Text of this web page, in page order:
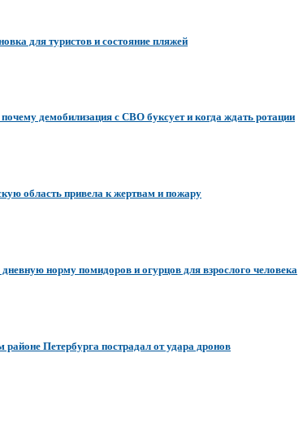
для туристов и состояние пляжей
демобилизация с СВО буксует и когда ждать ротации
область привела к жертвам и пожару
норму помидоров и огурцов для взрослого человека
Петербурга пострадал от удара дронов